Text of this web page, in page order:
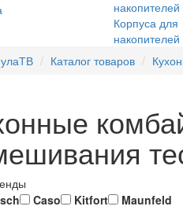
Корпуса для
накопителей
Каталог товаров
Caso Kitfort
Maunfeld